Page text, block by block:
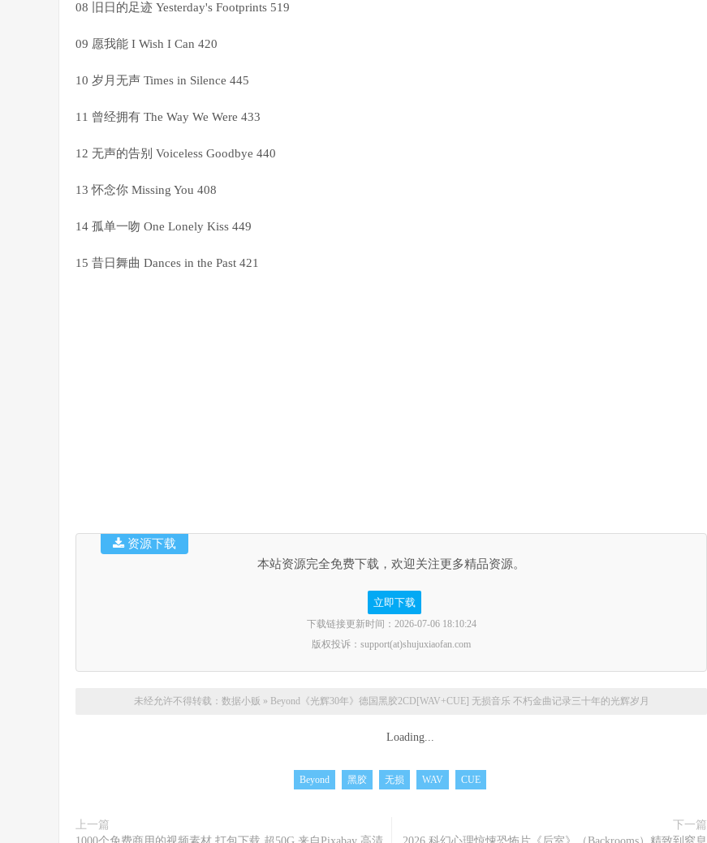
08 旧日的足迹 Yesterday's Footprints 519
09 愿我能 I Wish I Can 420
10 岁月无声 Times in Silence 445
11 曾经拥有 The Way We Were 433
12 无声的告别 Voiceless Goodbye 440
13 怀念你 Missing You 408
14 孤单一吻 One Lonely Kiss 449
15 昔日舞曲 Dances in the Past 421
本站资源完全免费下载，欢迎关注更多精品资源。
立即下载
下载链接更新时间：2026-07-06 18:10:24
版权投诉：support(at)shujuxiaofan.com
资源下载
未经允许不得转载： 数据小贩 » Beyond《光辉30年》德国黑胶2CD[WAV+CUE] 无损音乐 不朽金曲记录三十年的光辉岁月
Loading...
Beyond 黑胶 无损 WAV CUE
上一篇
下一篇